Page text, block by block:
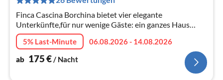
Finca Cascina Borchina bietet vier elegante
Unterkünfte,für nur wenige Gäste: ein ganzes Haus
(Finca) ein Apartment mit einem Schlafzimmer (Sole),
zwei Studios(Violetta und Falco).
5% Last-Minute
06.08.2026 - 14.08.2026
ab 175€/ Nacht